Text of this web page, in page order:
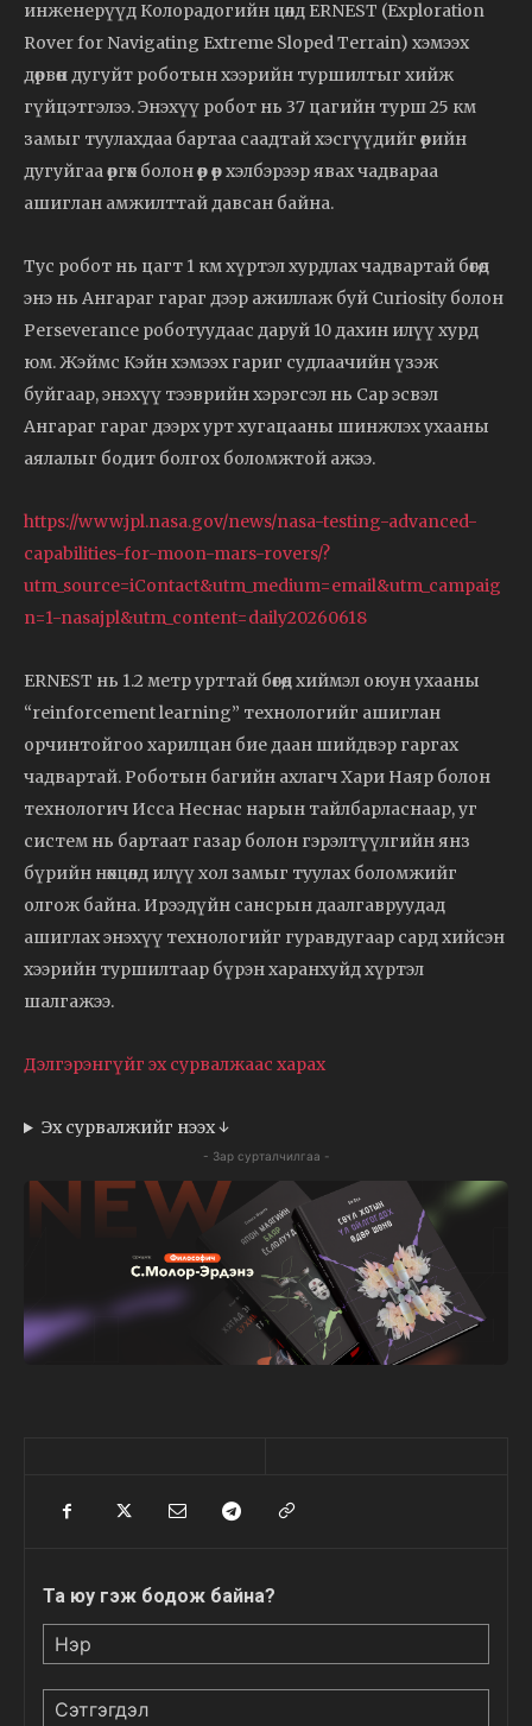
инженерүүд Колорадогийн цөлд ERNEST (Exploration
Rover for Navigating Extreme Sloped Terrain) хэмээх
дөрвөн дугуйт роботын хээрийн туршилтыг хийж
гүйцэтгэлээ. Энэхүү робот нь 37 цагийн турш 25 км
замыг туулахдаа бартаа саадтай хэсгүүдийг өөрийн
дугуйгаа өргөх болон өөр өөр хэлбэрээр явах чадвараа
ашиглан амжилттай давсан байна.
Тус робот нь цагт 1 км хүртэл хурдлах чадвартай бөгөөд
энэ нь Ангараг гараг дээр ажиллаж буй Curiosity болон
Perseverance роботуудаас даруй 10 дахин илүү хурд
юм. Жэймс Кэйн хэмээх гариг судлаачийн үзэж
буйгаар, энэхүү тээврийн хэрэгсэл нь Сар эсвэл
Ангараг гараг дээрх урт хугацааны шинжлэх ухааны
аялалыг бодит болгох боломжтой ажээ.
https://www.jpl.nasa.gov/news/nasa-testing-advanced-
capabilities-for-moon-mars-rovers/?
utm_source=iContact&utm_medium=email&utm_campaig
n=1-nasajpl&utm_content=daily20260618
ERNEST нь 1.2 метр урттай бөгөөд хиймэл оюун ухааны
“reinforcement learning” технологийг ашиглан
орчинтойгоо харилцан бие даан шийдвэр гаргах
чадвартай. Роботын багийн ахлагч Хари Наяр болон
технологич Исса Неснас нарын тайлбарласнаар, уг
систем нь бартаат газар болон гэрэлтүүлгийн янз
бүрийн нөхцөлд илүү хол замыг туулах боломжийг
олгож байна. Ирээдүйн сансрын даалгавруудад
ашиглах энэхүү технологийг гуравдугаар сард хийсэн
хээрийн туршилтаар бүрэн харанхуйд хүртэл
шалгажээ.
Дэлгэрэнгүйг эх сурвалжаас харах
Эх сурвалжийг нээх ↓
- Зар сурталчилгаа -
Та юу гэж бодож байна?